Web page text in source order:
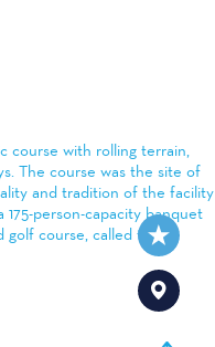
course with rolling terrain,
The course was the site of
and tradition of the facility
person-capacity banquet
golf course, called the